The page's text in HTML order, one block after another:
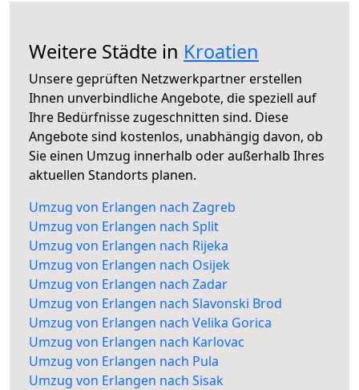
Weitere Städte in Kroatien
Unsere geprüften Netzwerkpartner erstellen
Ihnen unverbindliche Angebote, die speziell auf
Ihre Bedürfnisse zugeschnitten sind. Diese
Angebote sind kostenlos, unabhängig davon, ob
Sie einen Umzug innerhalb oder außerhalb Ihres
aktuellen Standorts planen.
Umzug von Erlangen nach Zagreb
Umzug von Erlangen nach Split
Umzug von Erlangen nach Rijeka
Umzug von Erlangen nach Osijek
Umzug von Erlangen nach Zadar
Umzug von Erlangen nach Slavonski Brod
Umzug von Erlangen nach Velika Gorica
Umzug von Erlangen nach Karlovac
Umzug von Erlangen nach Pula
Umzug von Erlangen nach Sisak